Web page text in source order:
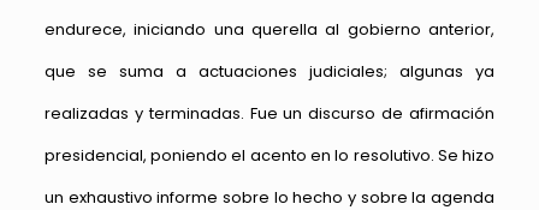
endurece, iniciando una querella al gobierno anterior,
que se suma a actuaciones judiciales; algunas ya
realizadas y terminadas. Fue un discurso de afirmación
presidencial, poniendo el acento en lo resolutivo. Se hizo
un exhaustivo informe sobre lo hecho y sobre la agenda